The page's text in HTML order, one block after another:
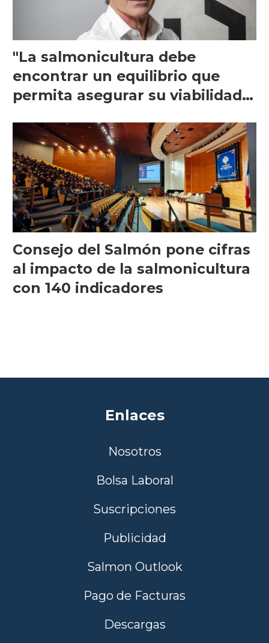
"La salmonicultura debe
encontrar un equilibrio que
permita asegurar su viabilidad
Consejo del Salmón pone cifras
al impacto de la salmonicultura
con 140 indicadores
Enlaces
Nosotros
Bolsa Laboral
Suscripciones
Publicidad
Salmon Outlook
Pago de Facturas
Descargas